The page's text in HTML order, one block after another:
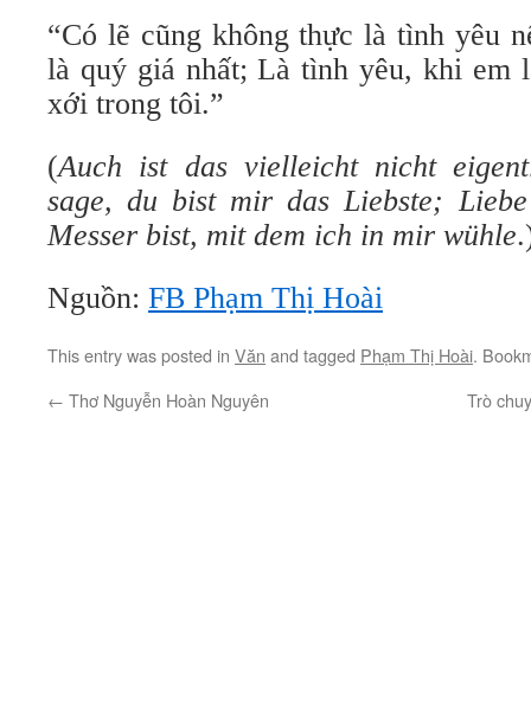
“Có lẽ cũng không thực là tình yêu
là quý giá nhất; Là tình yêu, khi em
xới trong tôi.”
(Auch ist das vielleicht nicht
sage, du bist mir das Liebste;
Messer bist, mit dem ich in mir wühle
Nguồn: FB Phạm Thị Hoài
This entry was posted in Văn and tagged Phạm Thị Hoài.
← Thơ Nguyễn Hoàn Nguyên Trò